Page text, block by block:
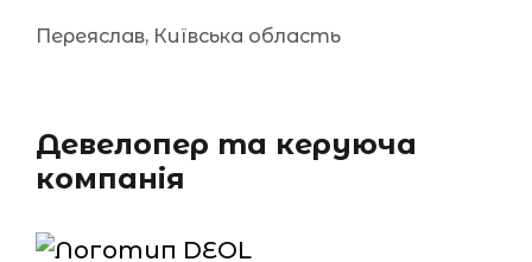
Переяслав, Київська область
Девелопер та керуюча
компанія